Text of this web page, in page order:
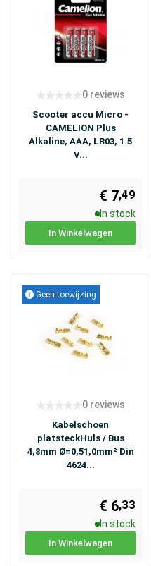
0 reviews
Scooter accu Micro -
CAMELION Plus
Alkaline, AAA, LR03, 1.5
V...
€ 7,49
In stock
In Winkelwagen
Geen toewijzing
0 reviews
Kabelschoen
platsteckHuls / Bus
4,8mm Ø=0,51,0mm² Din
4624...
€ 6,33
In stock
In Winkelwagen